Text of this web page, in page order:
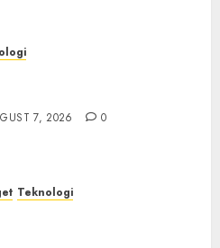
7, 2026 0
Teknologi